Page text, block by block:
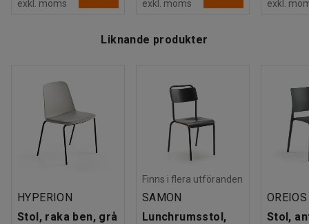
exkl. moms exkl. moms exkl.
Liknande produkter
HYPERION
Stol, raka ben, grå
Finns i flera utföranden
SAMON
Lunchrumsstol,
OREIOS
Stol,